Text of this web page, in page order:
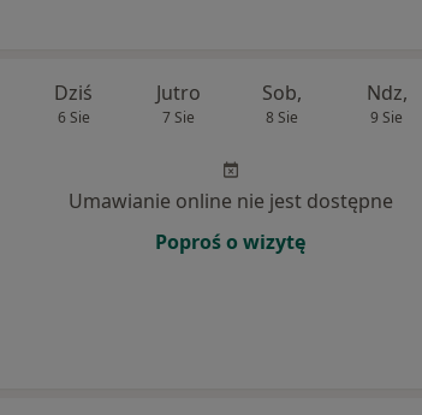
Dziś
6 Sie
Jutro
7 Sie
Sob,
8 Sie
Ndz,
9 Sie
Umawianie online nie jest dostępne
Poproś o wizytę